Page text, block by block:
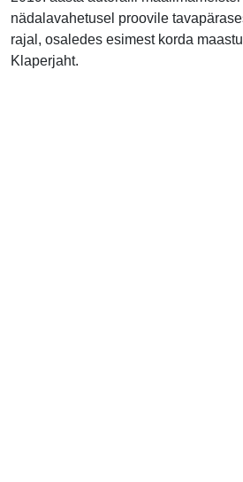
nädalavahetusel proovile
rajal, osaledes esimest korda
Klaperjaht.